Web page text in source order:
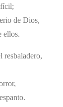
de Dios,
ellos.
resbaladero,